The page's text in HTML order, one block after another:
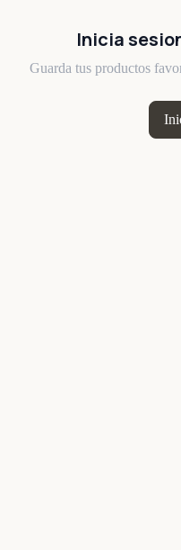
Inicia
Guarda tus productos